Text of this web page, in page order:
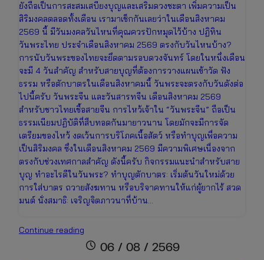
ยังถือเป็นการสะสมเสบียงบุญและเสริมดวงชะตา เพิ่มความเป็น
สิริมงคลตลอดทั้งเดือน เรามาเช็กกันเลยว่าในเดือนสิงหาคม
2569 นี้ มีวันมงคลวันไหนที่คุณควรปักหมุดไว้บ้าง ปฏิทิน
วันพระไทย ประจำเดือนสิงหาคม 2569 ตรงกับวันไหนบ้าง?
การนับวันพระของไทยจะยึดตามรอบดวงจันทร์ โดยในหนึ่งเดือน
จะมี 4 วันสำคัญ สำหรับสายบุญที่ต้องการวางแผนเข้าวัด ฟัง
ธรรม หรือตักบาตรในเดือนสิงหาคมนี้ วันพระจะตรงกับวันดังต่อ
ไปนี้ครับ วันพระจีน และวันสารทจีน เดือนสิงหาคม 2569
สำหรับชาวไทยเชื้อสายจีน การไหว้เจ้าใน “วันพระจีน” ถือเป็น
ธรรมเนียมปฏิบัติที่สืบทอดกันมายาวนาน โดยมักจะมีการจัด
เตรียมของไหว้ งดเว้นการบริโภคเนื้อสัตว์ หรือทำบุญเพื่อความ
เป็นสิริมงคล ซึ่งในเดือนสิงหาคม 2569 มีความพิเศษเนื่องจาก
ตรงกับช่วงเทศกาลสำคัญ ดังนี้ครับ กิจกรรมแนะนำสำหรับสาย
บุญ ทำอะไรดีในวันพระ? ทำบุญตักบาตร: เริ่มต้นวันใหม่ด้วย
การใส่บาตร ถวายสังฆทาน หรือบริจาคทานให้แก่ผู้ยากไร้ สวด
มนต์ นั่งสมาธิ: เจริญจิตภาวนาที่บ้าน…
Continue reading
วันพระ
schedule 06 / 08 / 2569